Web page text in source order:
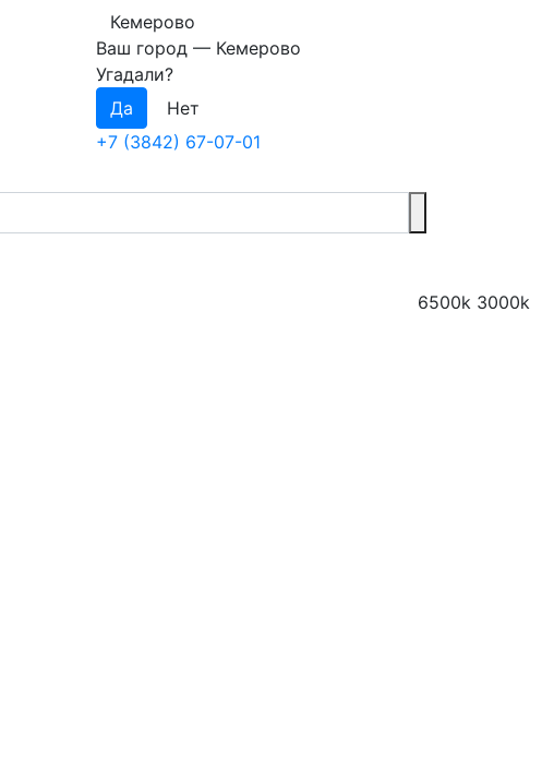
Кемерово
Ваш город — Кемерово
Угадали?
+7 (3842) 67-07-01
6500k 3000k